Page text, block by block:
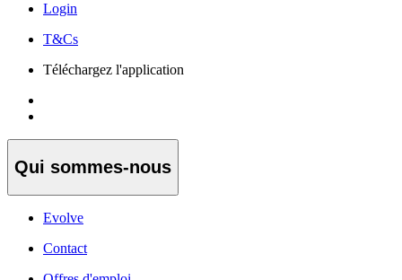
Login
T&Cs
Téléchargez l'application
Qui sommes-nous
Evolve
Contact